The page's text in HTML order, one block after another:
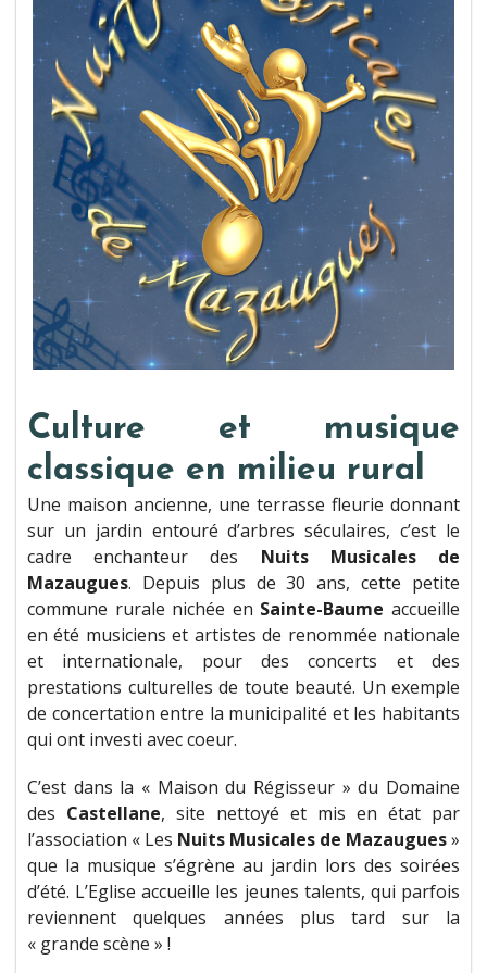
Culture et musique
classique en milieu rural
Une maison ancienne, une terrasse fleurie donnant
sur un jardin entouré d’arbres séculaires, c’est le
cadre enchanteur des Nuits Musicales de
Mazaugues. Depuis plus de 30 ans, cette petite
commune rurale nichée en Sainte-Baume accueille
en été musiciens et artistes de renommée nationale
et internationale, pour des concerts et des
prestations culturelles de toute beauté. Un exemple
de concertation entre la municipalité et les habitants
qui ont investi avec coeur.
C’est dans la « Maison du Régisseur » du Domaine
des Castellane, site nettoyé et mis en état par
l’association « Les Nuits Musicales de Mazaugues»
que la musique s’égrène au jardin lors des soirées
d’été. L’Eglise accueille les jeunes talents, qui parfois
reviennent quelques années plus tard sur la
« grande scène » !